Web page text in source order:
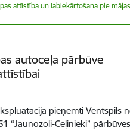
attīstība un labiekārtošana pie
autoceļa pārbūve
pieņemti Ventspils
“Jaunozoli-Ceļinieki”